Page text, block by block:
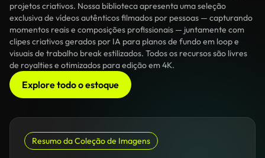
projetos criativos. Nossa biblioteca apresenta uma seleção
exclusiva de vídeos autênticos filmados por pessoas — capturando
momentos reais e composições profissionais — juntamente com
clipes criativos gerados por IA para planos de fundo em loop e
visuais de trabalho break estilizados. Todos os recursos são livres
de royalties e otimizados para edição em 4K.
Explore todo o estoque
Resumo da Coleção de Imagens